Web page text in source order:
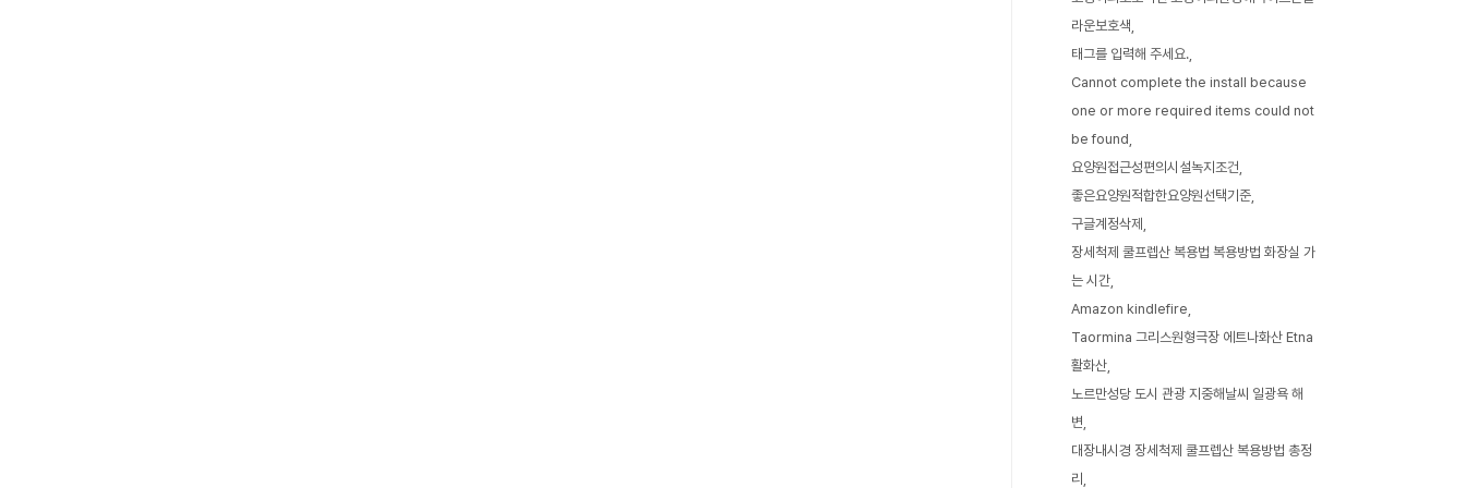
라운보호색
태그를 입력해 주세요.
Cannot complete the install because
one or more required items could not
be found
요양원접근성편의시설녹지조건
좋은요양원적합한요양원선택기준
구글계정삭제
장세척제 쿨프렙산 복용법 복용방법 화장실 가
는 시간
Amazon kindlefire
Taormina 그리스원형극장 에트나화산 Etna
활화산
노르만성당 도시 관광 지중해날씨 일광욕 해
변
대장내시경 장세척제 쿨프렙산 복용방법 총정
리